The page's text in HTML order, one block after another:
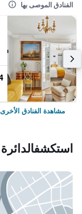
الفنادق الموصى بها
مشاهدة الفنادق
استكشفالدائرة 9- دار الأوبرا, باريس